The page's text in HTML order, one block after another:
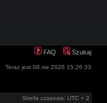
FAQ Szukaj
Teraz jest 08.sie.2026 15:26:33
Strefa czasowa: UTC + 2